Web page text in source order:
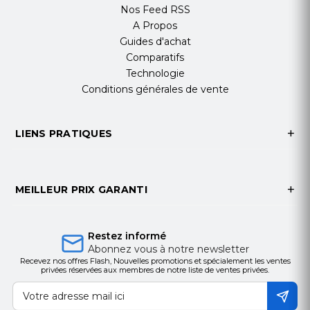
Faites-le vous-même Solution avec
X7A peut être utilisé comme un mini
PBX, au bricolage une petite solution
de sécurité de communication.
haut-parleur SIP sur téléphone IP X7A
hotspot de X7A, avec pas besoin
petit bureau, petit parking etc.
· 20 lignes SIP,
conférence à trois,
hotspot
· Écran tactile couleur de
Nos Feed RSS
A Propos
Guides d'achat
Comparatifs
Technologie
Conditions générales de vente
LIENS PRATIQUES
MEILLEUR PRIX GARANTI
Restez informé
Abonnez vous à notre newsletter
Recevez nos offres Flash, Nouvelles promotions et spécialement les ventes
privées réservées aux membres de notre liste de ventes privées.